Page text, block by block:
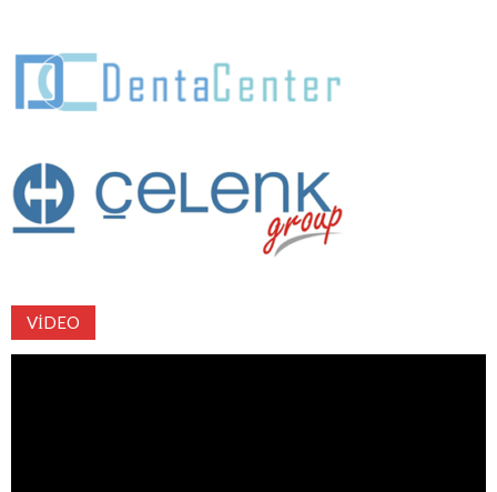
VIDEO